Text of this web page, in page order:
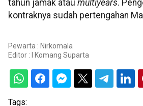
tahun jamak atau multiyears.
kontraknya sudah pertengahan
Pewarta : Nirkomala
Editor :
I Komang Suparta
Tags: